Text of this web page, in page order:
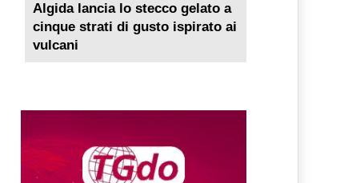
Algida lancia lo stecco gelato a
cinque strati di gusto ispirato ai
vulcani